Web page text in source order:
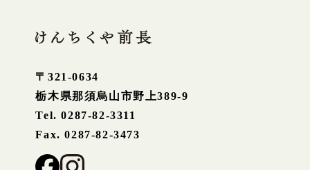
〒321-0634
栃木県那須烏山市野上389-9
Tel. 0287-82-3311
Fax. 0287-82-3473